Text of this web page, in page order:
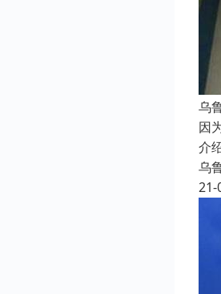
乌
因
介
乌
21-